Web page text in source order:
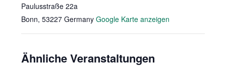
Paulusstraße 22a
Bonn, 53227 Germany Google Karte anzeigen
Ähnliche Veranstaltungen